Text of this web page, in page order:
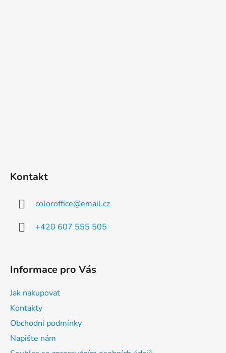
Kontakt
coloroffice@email.cz
+420 607 555 505
Informace pro Vás
Jak nakupovat
Kontakty
Obchodní podmínky
Napište nám